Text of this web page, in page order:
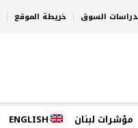
السوق خريطة الموقع
مؤشرات لبنان ENGLISH